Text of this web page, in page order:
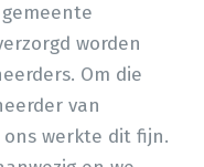
worden
Om die
van
ons werkte dit fijn.